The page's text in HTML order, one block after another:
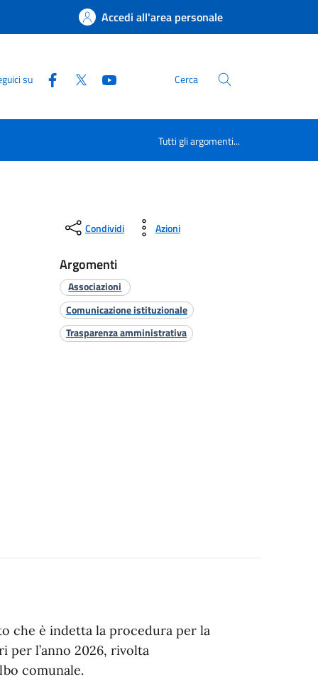
Accedi all'area personale
su Cerca
Tutti gli argomenti...
Condividi Azioni
Argomenti
Associazioni
Comunicazione istituzionale
Trasparenza amministrativa
che è indetta la procedura per la
l’anno 2026, rivolta
comunale.